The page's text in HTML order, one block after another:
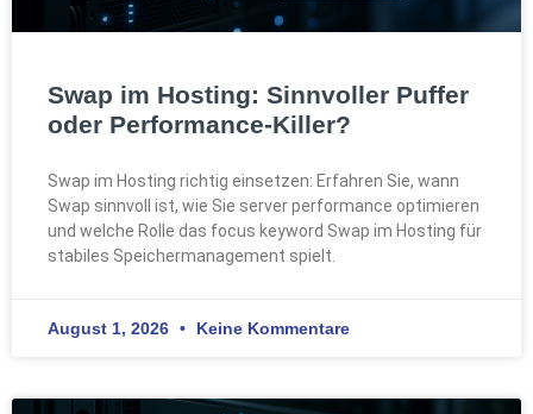
Swap im Hosting: Sinnvoller Puffer
oder Performance-Killer?
Swap im Hosting richtig einsetzen: Erfahren Sie, wann
Swap sinnvoll ist, wie Sie server performance optimieren
und welche Rolle das focus keyword Swap im Hosting für
stabiles Speichermanagement spielt.
August 1, 2026 Keine Kommentare